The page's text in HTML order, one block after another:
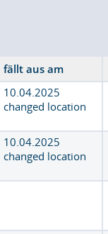
fällt aus am
10.04.2025
changed location
10.04.2025
changed location